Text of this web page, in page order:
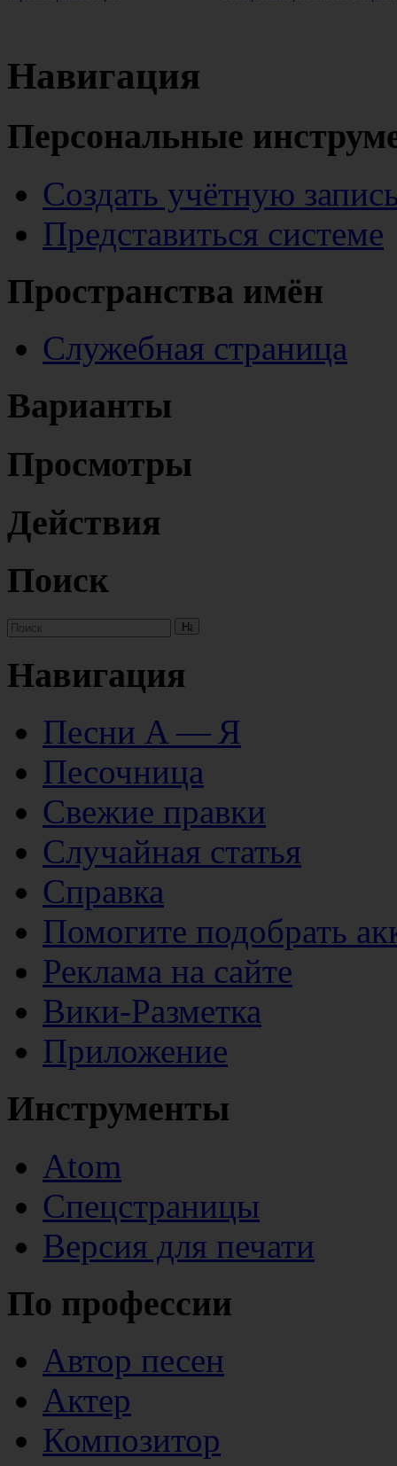
Навигация
Персональные
Создать учётную
Представиться системе
Пространства имён
Служебная страница
Варианты
Просмотры
Действия
Поиск
Навигация
Песни А — Я
Песочница
Свежие правки
Случайная статья
Справка
Помогите подобрать
Реклама на сайте
Вики-Разметка
Приложение
Инструменты
Atom
Спецстраницы
Версия для печати
По профессии
Автор песен
Актер
Композитор